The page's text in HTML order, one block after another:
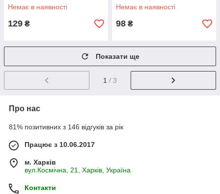
Немає в наявності
129 ₴
Немає в наявності
98 ₴
Показати ще
1 / 3
Про нас
81% позитивних з 146 відгуків за рік
Працює з 10.06.2017
м. Харків
вул.Космічна, 21, Харків, Україна
Контакти